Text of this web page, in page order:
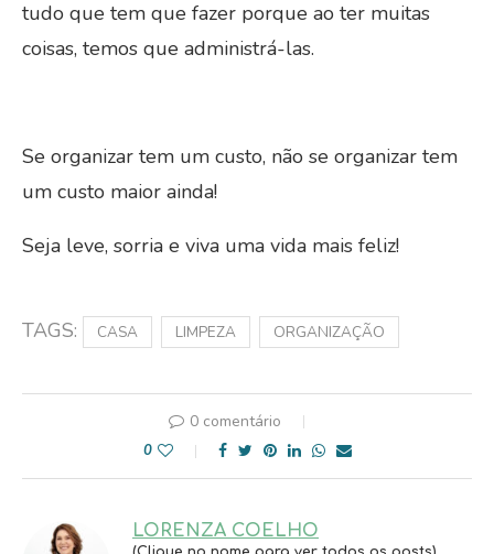
tudo que tem que fazer porque ao ter muitas
coisas, temos que administrá-las.
Se organizar tem um custo, não se organizar tem
um custo maior ainda!
Seja leve, sorria e viva uma vida mais feliz!
CASA LIMPEZA ORGANIZAÇÃO
0 comentário
0
LORENZA COELHO